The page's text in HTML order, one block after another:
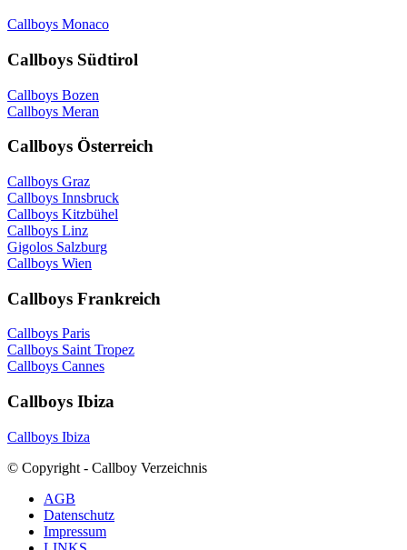
Callboys Monaco
Callboys Südtirol
Callboys Bozen
Callboys Meran
Callboys Österreich
Callboys Graz
Callboys Innsbruck
Callboys Kitzbühel
Callboys Linz
Gigolos Salzburg
Callboys Wien
Callboys Frankreich
Callboys Paris
Callboys Saint Tropez
Callboys Cannes
Callboys Ibiza
Callboys Ibiza
© Copyright - Callboy Verzeichnis
AGB
Datenschutz
Impressum